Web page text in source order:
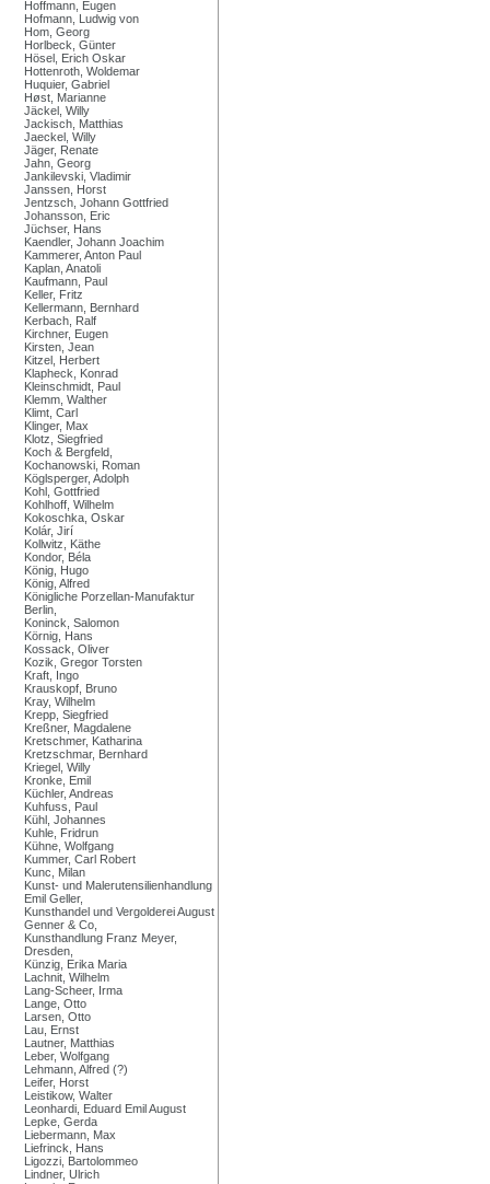
Hoffmann, Eugen
Hofmann, Ludwig von
Hom, Georg
Horlbeck, Günter
Hösel, Erich Oskar
Hottenroth, Woldemar
Huquier, Gabriel
Høst, Marianne
Jäckel, Willy
Jackisch, Matthias
Jaeckel, Willy
Jäger, Renate
Jahn, Georg
Jankilevski, Vladimir
Janssen, Horst
Jentzsch, Johann Gottfried
Johansson, Eric
Jüchser, Hans
Kaendler, Johann Joachim
Kammerer, Anton Paul
Kaplan, Anatoli
Kaufmann, Paul
Keller, Fritz
Kellermann, Bernhard
Kerbach, Ralf
Kirchner, Eugen
Kirsten, Jean
Kitzel, Herbert
Klapheck, Konrad
Kleinschmidt, Paul
Klemm, Walther
Klimt, Carl
Klinger, Max
Klotz, Siegfried
Koch & Bergfeld,
Kochanowski, Roman
Köglsperger, Adolph
Kohl, Gottfried
Kohlhoff, Wilhelm
Kokoschka, Oskar
Kolár, Jirí
Kollwitz, Käthe
Kondor, Béla
König, Hugo
König, Alfred
Königliche Porzellan-Manufaktur
Berlin,
Koninck, Salomon
Körnig, Hans
Kossack, Oliver
Kozik, Gregor Torsten
Kraft, Ingo
Krauskopf, Bruno
Kray, Wilhelm
Krepp, Siegfried
Kreßner, Magdalene
Kretschmer, Katharina
Kretzschmar, Bernhard
Kriegel, Willy
Kronke, Emil
Küchler, Andreas
Kuhfuss, Paul
Kühl, Johannes
Kuhle, Fridrun
Kühne, Wolfgang
Kummer, Carl Robert
Kunc, Milan
Kunst- und Malerutensilienhandlung
Emil Geller,
Kunsthandel und Vergolderei August
Genner & Co,
Kunsthandlung Franz Meyer,
Dresden,
Künzig, Erika Maria
Lachnit, Wilhelm
Lang-Scheer, Irma
Lange, Otto
Larsen, Otto
Lau, Ernst
Lautner, Matthias
Leber, Wolfgang
Lehmann, Alfred (?)
Leifer, Horst
Leistikow, Walter
Leonhardi, Eduard Emil August
Lepke, Gerda
Liebermann, Max
Liefrinck, Hans
Ligozzi, Bartolommeo
Lindner, Ulrich